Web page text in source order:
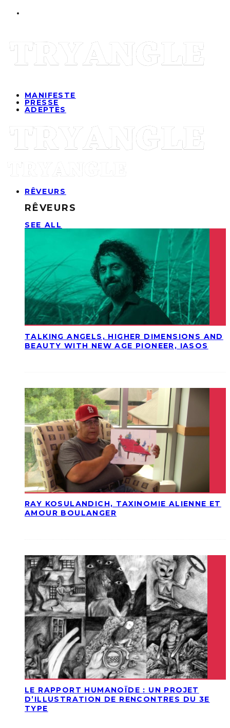
MANIFESTE
PRESSE
ADEPTES
RÊVEURS
RÊVEURS
SEE ALL
TALKING ANGELS, HIGHER DIMENSIONS AND
BEAUTY WITH NEW AGE PIONEER, IASOS
RAY KOSULANDICH, TAXINOMIE ALIENNE ET
AMOUR BOULANGER
LE RAPPORT HUMANOÏDE : UN PROJET
D’ILLUSTRATION DE RENCONTRES DU 3E
TYPE